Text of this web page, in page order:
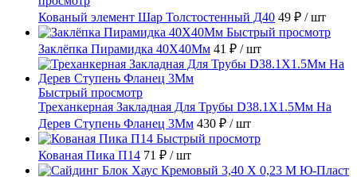
Кованый элемент Шар Толстостенный Д40 49 ₽ / шт
Быстрый просмотр
Заклёпка Пирамидка 40X40Мм 41 ₽ / шт
Быстрый просмотр
Треханкерная Закладная Для Трубы D38.1Х1.5Мм На
Дерев Ступень Фланец 3Мм 430 ₽ / шт
Быстрый просмотр
Кованая Пика П14 71 ₽ / шт